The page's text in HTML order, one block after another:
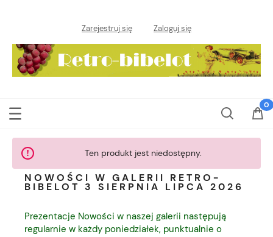
Zarejestruj się Zaloguj się
Ten produkt jest niedostępny.
NOWOŚCI W GALERII RETRO-
BIBELOT 3 SIERPNIA LIPCA 2026
Prezentacje Nowości w naszej galerii następują
regularnie w każdy poniedziałek, punktualnie o